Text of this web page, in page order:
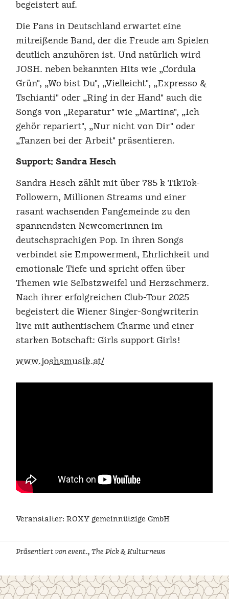
begeistert auf.
Die Fans in Deutschland erwartet eine
mitreißende Band, der die Freude am Spielen
deutlich anzuhören ist. Und natürlich wird
JOSH. neben bekannten Hits wie „Cordula
Grün", „Wo bist Du", „Vielleicht", „Expresso &
Tschianti" oder „Ring in der Hand" auch die
Songs von „Reparatur" wie „Martina", „Ich
gehör repariert", „Nur nicht von Dir" oder
„Tanzen bei der Arbeit" präsentieren.
Support: Sandra Hesch
Sandra Hesch zählt mit über 785 k TikTok-
Followern, Millionen Streams und einer
rasant wachsenden Fangemeinde zu den
spannendsten Newcomerinnen im
deutschsprachigen Pop. In ihren Songs
verbindet sie Empowerment, Ehrlichkeit und
emotionale Tiefe und spricht offen über
Themen wie Selbstzweifel und Herzschmerz.
Nach ihrer erfolgreichen Club-Tour 2025
begeistert die Wiener Singer-Songwriterin
live mit authentischem Charme und einer
starken Botschaft: Girls support Girls!
www.joshsmusik.at/
Veranstalter: ROXY gemeinnützige GmbH
Präsentiert von event., The Pick & Kulturnews